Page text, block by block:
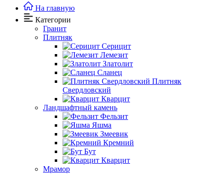
На главную
Категории
Гранит
Плитняк
Серицит
Лемезит
Златолит
Сланец
Плитняк
Свердловский
Кварцит
Ландшафтный камень
Фельзит
Яшма
Змеевик
Кремний
Бут
Кварцит
Мрамор